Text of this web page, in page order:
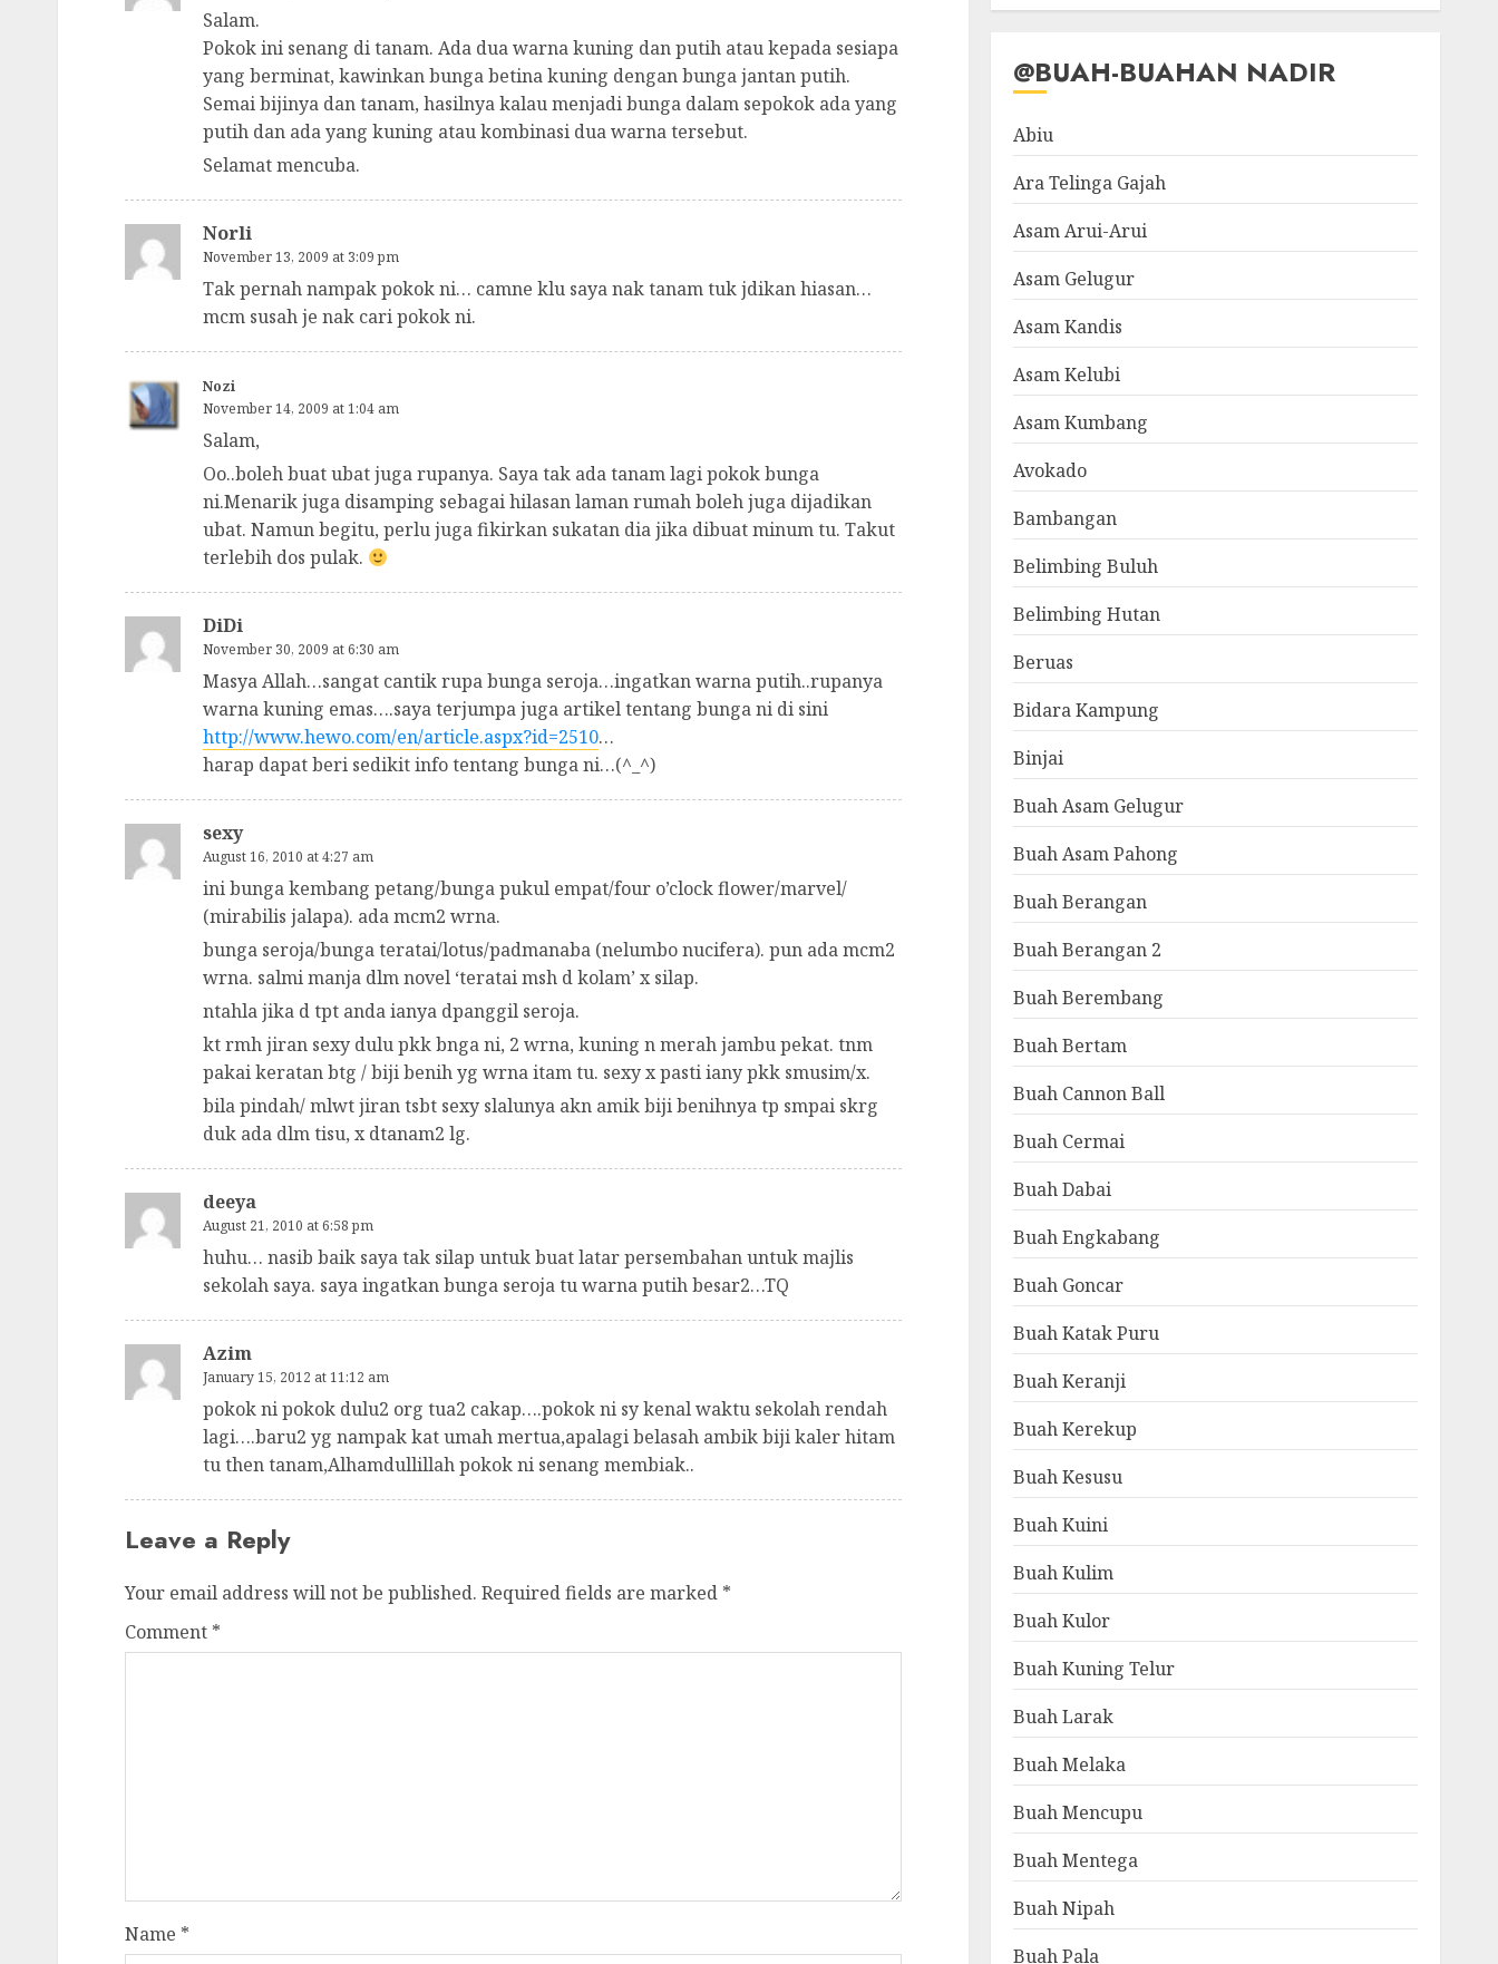
Salam.
Pokok ini senang di tanam. Ada dua warna kuning dan putih atau kepada sesiapa
yang berminat, kawinkan bunga betina kuning dengan bunga jantan putih.
Semai bijinya dan tanam, hasilnya kalau menjadi bunga dalam sepokok ada yang
putih dan ada yang kuning atau kombinasi dua warna tersebut.
Selamat mencuba.
Norli
November 13, 2009 at 3:09 pm
Tak pernah nampak pokok ni… camne klu saya nak tanam tuk jdikan hiasan…
mcm susah je nak cari pokok ni.
Nozi
November 14, 2009 at 1:04 am
Salam,
Oo..boleh buat ubat juga rupanya. Saya tak ada tanam lagi pokok bunga
ni.Menarik juga disamping sebagai hilasan laman rumah boleh juga dijadikan
ubat. Namun begitu, perlu juga fikirkan sukatan dia jika dibuat minum tu. Takut
terlebih dos pulak.
DiDi
November 30, 2009 at 6:30 am
Masya Allah…sangat cantik rupa bunga seroja…ingatkan warna putih..rupanya
warna kuning emas….saya terjumpa juga artikel tentang bunga ni di sini
http://www.hewo.com/en/article.aspx?id=2510…
harap dapat beri sedikit info tentang bunga ni…(^_^)
sexy
August 16, 2010 at 4:27 am
ini bunga kembang petang/bunga pukul empat/four o’clock flower/marvel/
(mirabilis jalapa). ada mcm2 wrna.
bunga seroja/bunga teratai/lotus/padmanaba (nelumbo nucifera). pun ada mcm2
wrna. salmi manja dlm novel ‘teratai msh d kolam’ x silap.
ntahla jika d tpt anda ianya dpanggil seroja.
kt rmh jiran sexy dulu pkk bnga ni, 2 wrna, kuning n merah jambu pekat. tnm
pakai keratan btg / biji benih yg wrna itam tu. sexy x pasti iany pkk smusim/x.
bila pindah/ mlwt jiran tsbt sexy slalunya akn amik biji benihnya tp smpai skrg
duk ada dlm tisu, x dtanam2 lg.
deeya
August 21, 2010 at 6:58 pm
huhu… nasib baik saya tak silap untuk buat latar persembahan untuk majlis
sekolah saya. saya ingatkan bunga seroja tu warna putih besar2…TQ
Azim
January 15, 2012 at 11:12 am
pokok ni pokok dulu2 org tua2 cakap….pokok ni sy kenal waktu sekolah rendah
lagi….baru2 yg nampak kat umah mertua,apalagi belasah ambik biji kaler hitam
tu then tanam,Alhamdullillah pokok ni senang membiak..
Leave a Reply
Your email address will not be published. Required fields are marked *
Comment *
Name *
@BUAH-BUAHAN NADIR
Abiu
Ara Telinga Gajah
Asam Arui-Arui
Asam Gelugur
Asam Kandis
Asam Kelubi
Asam Kumbang
Avokado
Bambangan
Belimbing Buluh
Belimbing Hutan
Beruas
Bidara Kampung
Binjai
Buah Asam Gelugur
Buah Asam Pahong
Buah Berangan
Buah Berangan 2
Buah Berembang
Buah Bertam
Buah Cannon Ball
Buah Cermai
Buah Dabai
Buah Engkabang
Buah Goncar
Buah Katak Puru
Buah Keranji
Buah Kerekup
Buah Kesusu
Buah Kuini
Buah Kulim
Buah Kulor
Buah Kuning Telur
Buah Larak
Buah Melaka
Buah Mencupu
Buah Mentega
Buah Nipah
Buah Pala